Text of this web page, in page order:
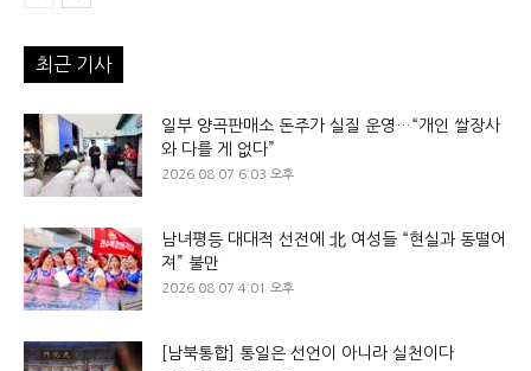
최근 기사
일부 양곡판매소 돈주가 실질 운영…“개인 쌀장사
와 다를 게 없다”
2026.08.07 6:03 오후
남녀평등 대대적 선전에 北 여성들 “현실과 동떨어
져” 불만
2026.08.07 4:01 오후
[남북통합] 통일은 선언이 아니라 실천이다